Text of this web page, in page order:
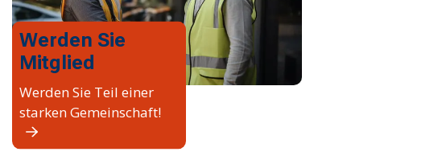
Werden Sie
Mitglied
Werden Sie Teil einer
starken Gemeinschaft!